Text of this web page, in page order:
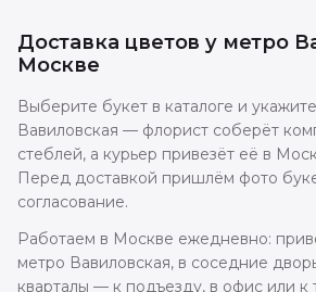
Доставка цветову метро
Москве
Выберите букет в каталоге и
Вавиловская — флорист соберёт
стеблей, а курьер привезёт её в
Перед доставкой пришлём фото
согласование.
Работаем в Москве ежедневно:
метро Вавиловская, в соседние
кварталы — к подъезду, в офис или к